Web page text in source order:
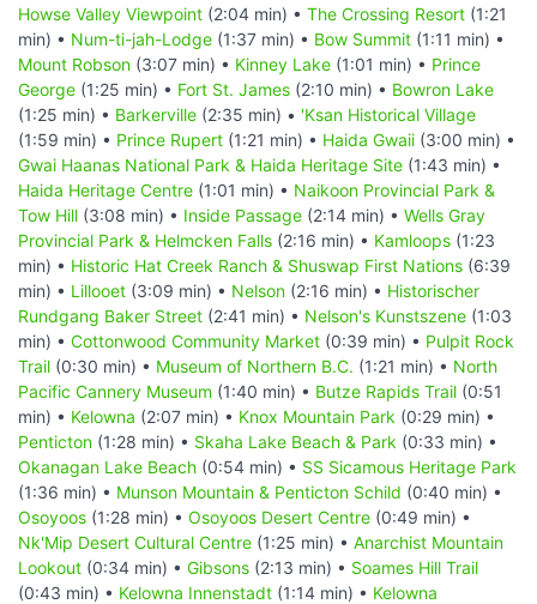
Howse Valley Viewpoint (2:04 min) • The Crossing Resort (1:21
min) • Num-ti-jah-Lodge (1:37 min) • Bow Summit (1:11 min) •
Mount Robson (3:07 min) • Kinney Lake (1:01 min) • Prince
George (1:25 min) • Fort St. James (2:10 min) • Bowron Lake
(1:25 min) • Barkerville (2:35 min) • 'Ksan Historical Village
(1:59 min) • Prince Rupert (1:21 min) • Haida Gwaii (3:00 min) •
Gwai Haanas National Park & Haida Heritage Site (1:43 min) •
Haida Heritage Centre (1:01 min) • Naikoon Provincial Park &
Tow Hill (3:08 min) • Inside Passage (2:14 min) • Wells Gray
Provincial Park & Helmcken Falls (2:16 min) • Kamloops (1:23
min) • Historic Hat Creek Ranch & Shuswap First Nations (6:39
min) • Lillooet (3:09 min) • Nelson (2:16 min) • Historischer
Rundgang Baker Street (2:41 min) • Nelson's Kunstszene (1:03
min) • Cottonwood Community Market (0:39 min) • Pulpit Rock
Trail (0:30 min) • Museum of Northern B.C. (1:21 min) • North
Pacific Cannery Museum (1:40 min) • Butze Rapids Trail (0:51
min) • Kelowna (2:07 min) • Knox Mountain Park (0:29 min) •
Penticton (1:28 min) • Skaha Lake Beach & Park (0:33 min) •
Okanagan Lake Beach (0:54 min) • SS Sicamous Heritage Park
(1:36 min) • Munson Mountain & Penticton Schild (0:40 min) •
Osoyoos (1:28 min) • Osoyoos Desert Centre (0:49 min) •
Nk'Mip Desert Cultural Centre (1:25 min) • Anarchist Mountain
Lookout (0:34 min) • Gibsons (2:13 min) • Soames Hill Trail
(0:43 min) • Kelowna Innenstadt (1:14 min) • Kelowna